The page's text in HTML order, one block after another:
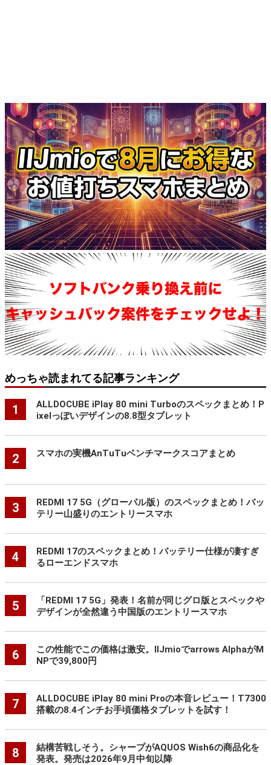
めっちゃ読まれてる記事ランキング
1
ALLDOCUBE iPlay 80 mini Turboのスペックまとめ！P
ixelっぽいデザインの8.8型タブレット
2 スマホの実機AnTuTuベンチマークスコアまとめ
3
REDMI 17 5G（グローバル版）のスペックまとめ！バッ
テリー山盛りのエントリースマホ
4
REDMI 17のスペックまとめ！バッテリー仕様が凄すぎ
るローエンドスマホ
5
「REDMI 17 5G」発表！名前が同じグロ版とスペックや
デザインが全然違う中国版のエントリースマホ
6
この性能でこの価格は激安。IIJmioでarrows AlphaがM
NPで39,800円
7
ALLDOCUBE iPlay 80 mini Proの本音レビュー！T7300
搭載の8.4インチお手頃価格タブレットを試す！
8
結構苦戦しそう。シャープがAQUOS Wish6の商品化を
発表。発売は2026年9月中旬以降